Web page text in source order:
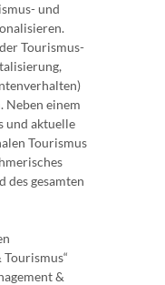
und
Tourismus-
Neben einem
und aktuelle
Tourismus
des gesamten
Tourismus“
&